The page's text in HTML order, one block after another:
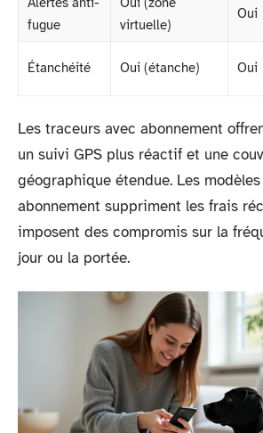
fugue
virtuelle)
Oui
Étanchéité Oui (étanche) Oui
Les traceurs avec abonnement
un suivi GPS plus réactif et une
géographique étendue. Les
abonnement suppriment les frais
imposent des compromis sur la
jour ou la portée.